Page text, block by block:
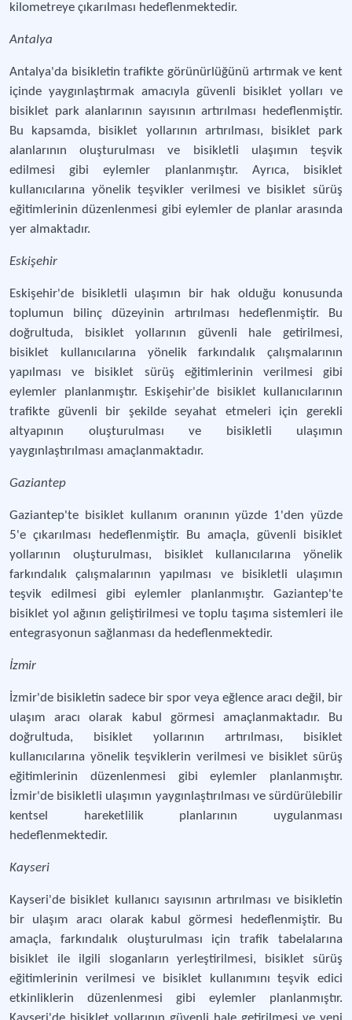
kilometreye çıkarılması hedeflenmektedir.
Antalya
Antalya'da bisikletin trafikte görünürlüğünü artırmak ve kent
içinde yaygınlaştırmak amacıyla güvenli bisiklet yolları ve
bisiklet park alanlarının sayısının artırılması hedeflenmiştir.
Bu kapsamda, bisiklet yollarının artırılması, bisiklet park
alanlarının oluşturulması ve bisikletli ulaşımın teşvik
edilmesi gibi eylemler planlanmıştır. Ayrıca, bisiklet
kullanıcılarına yönelik teşvikler verilmesi ve bisiklet sürüş
eğitimlerinin düzenlenmesi gibi eylemler de planlar arasında
yer almaktadır.
Eskişehir
Eskişehir'de bisikletli ulaşımın bir hak olduğu konusunda
toplumun bilinç düzeyinin artırılması hedeflenmiştir. Bu
doğrultuda, bisiklet yollarının güvenli hale getirilmesi,
bisiklet kullanıcılarına yönelik farkındalık çalışmalarının
yapılması ve bisiklet sürüş eğitimlerinin verilmesi gibi
eylemler planlanmıştır. Eskişehir'de bisiklet kullanıcılarının
trafikte güvenli bir şekilde seyahat etmeleri için gerekli
altyapının oluşturulması ve bisikletli ulaşımın
yaygınlaştırılması amaçlanmaktadır.
Gaziantep
Gaziantep'te bisiklet kullanım oranının yüzde 1'den yüzde
5'e çıkarılması hedeflenmiştir. Bu amaçla, güvenli bisiklet
yollarının oluşturulması, bisiklet kullanıcılarına yönelik
farkındalık çalışmalarının yapılması ve bisikletli ulaşımın
teşvik edilmesi gibi eylemler planlanmıştır. Gaziantep'te
bisiklet yol ağının geliştirilmesi ve toplu taşıma sistemleri ile
entegrasyonun sağlanması da hedeflenmektedir.
İzmir
İzmir'de bisikletin sadece bir spor veya eğlence aracı değil, bir
ulaşım aracı olarak kabul görmesi amaçlanmaktadır. Bu
doğrultuda, bisiklet yollarının artırılması, bisiklet
kullanıcılarına yönelik teşviklerin verilmesi ve bisiklet sürüş
eğitimlerinin düzenlenmesi gibi eylemler planlanmıştır.
İzmir'de bisikletli ulaşımın yaygınlaştırılması ve sürdürülebilir
kentsel hareketlilik planlarının uygulanması
hedeflenmektedir.
Kayseri
Kayseri'de bisiklet kullanıcı sayısının artırılması ve bisikletin
bir ulaşım aracı olarak kabul görmesi hedeflenmiştir. Bu
amaçla, farkındalık oluşturulması için trafik tabelalarına
bisiklet ile ilgili sloganların yerleştirilmesi, bisiklet sürüş
eğitimlerinin verilmesi ve bisiklet kullanımını teşvik edici
etkinliklerin düzenlenmesi gibi eylemler planlanmıştır.